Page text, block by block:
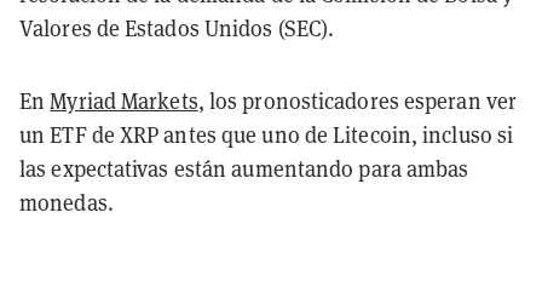
Valores de Estados Unidos (SEC).
EnMyriad Markets, los pronosticadores esperan ver
un ETF de XRP antes que uno de Litecoin, incluso si
las expectativas están aumentando para ambas
monedas.